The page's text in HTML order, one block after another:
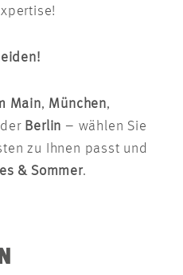
Main, München,
Berlin – wählen Sie
zu Ihnen passt und
& Sommer.